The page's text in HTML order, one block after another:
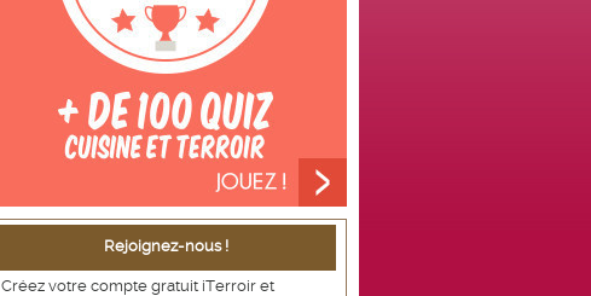
Rejoignez-nous !
Créez votre compte gratuit iTerroir et